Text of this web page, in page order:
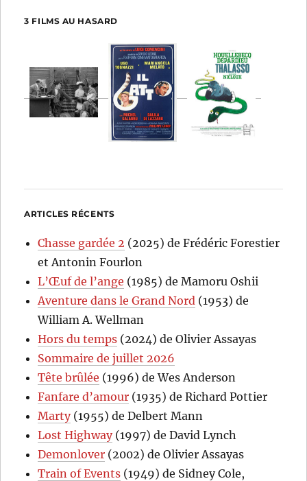
3 FILMS AU HASARD
ARTICLES RÉCENTS
Chasse gardée 2 (2025) de Frédéric Forestier
et Antonin Fourlon
L’Œuf de l’ange (1985) de Mamoru Oshii
Aventure dans le Grand Nord (1953) de
William A. Wellman
Hors du temps (2024) de Olivier Assayas
Sommaire de juillet 2026
Tête brûlée (1996) de Wes Anderson
Fanfare d’amour (1935) de Richard Pottier
Marty(1955) de Delbert Mann
Lost Highway(1997) de David Lynch
Demonlover (2002) de Olivier Assayas
Train of Events (1949) de Sidney Cole,